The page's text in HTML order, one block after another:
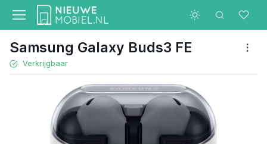
Samsung Galaxy Buds3 FE
Verkrijgbaar